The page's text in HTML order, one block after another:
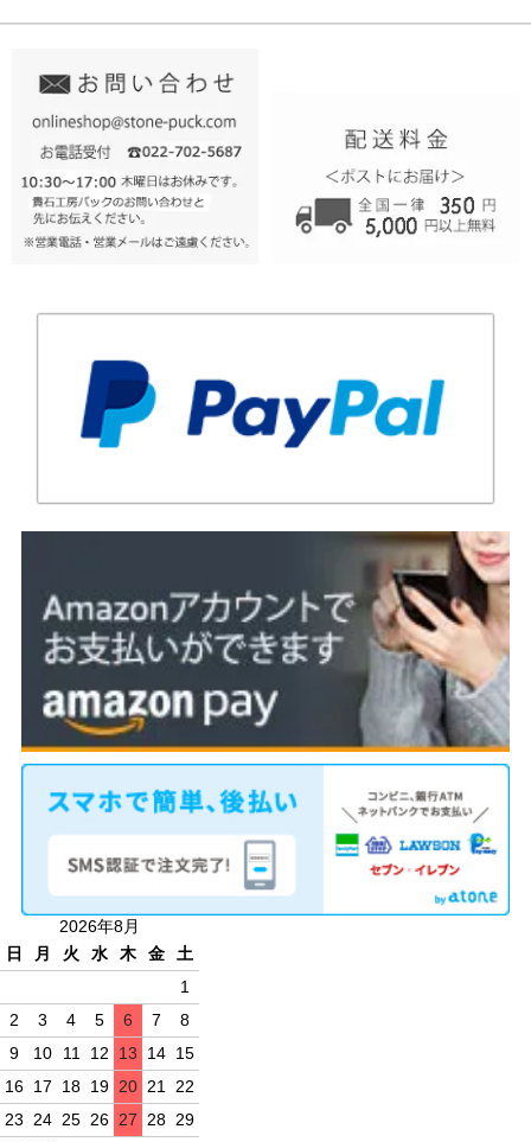
2026年8月
日
月 火 水 木 金
土
1
2
3 4 5 6 7
8
9
10 11 12 13 14 15
16 17 18 19 20 21 22
23 24 25 26 27 28 29